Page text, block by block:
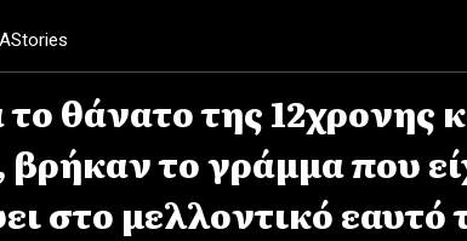
Stories
θάνατο της 12χρονης
βρήκαν το γράμμα που
στο μελλοντικό εαυτό